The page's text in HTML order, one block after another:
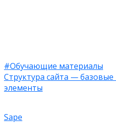
#Обучающие материалы
Структура сайта —
элементы
Sape